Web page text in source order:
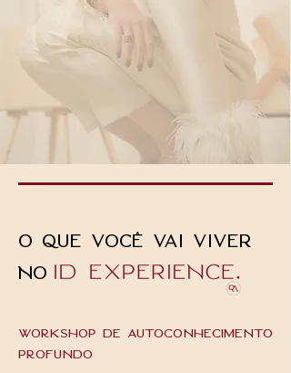
O QUE VOCÊ VAI VIVER
NO
Workshop de Autoconhecimento
Profundo